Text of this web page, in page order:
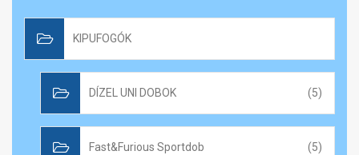
KIPUFOGÓK
DÍZEL UNI DOBOK (5)
Fast&Furious Sportdob (5)